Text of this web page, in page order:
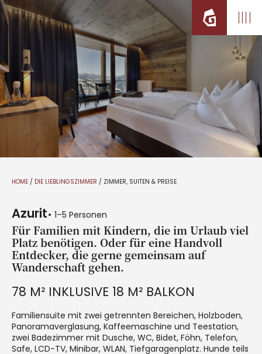
HOME / DIE LIEBLINGSZIMMER / ZIMMER, SUITEN & PREISE
Azurit 1–5 Personen
Für Familien mit Kindern, die im Urlaub viel
Platz benötigen. Oder für eine Handvoll
Entdecker, die gerne gemeinsam auf
Wanderschaft gehen.
78 M² INKLUSIVE 18 M² BALKON
Familiensuite mit zwei getrennten Bereichen, Holzboden,
Panoramaverglasung, Kaffeemaschine und Teestation,
zwei Badezimmer mit Dusche, WC, Bidet, Föhn, Telefon,
Safe, LCD-TV, Minibar, WLAN, Tiefgaragenplatz. Hunde teils